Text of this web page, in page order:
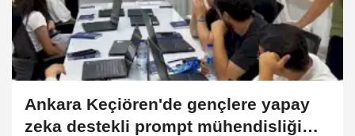
Ankara Keçiören'de gençlere yapay
zeka destekli prompt mühendisliği